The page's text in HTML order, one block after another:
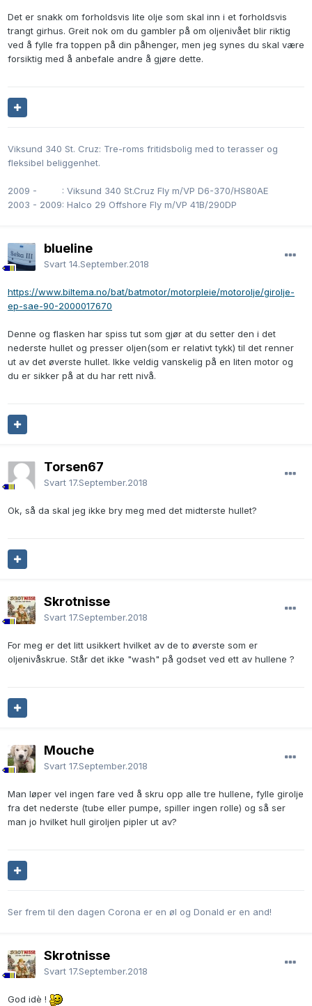
Det er snakk om forholdsvis lite olje som skal inn i et forholdsvis
trangt girhus. Greit nok om du gambler på om oljenivået blir riktig
ved å fylle fra toppen på din påhenger, men jeg synes du skal være
forsiktig med å anbefale andre å gjøre dette.
Viksund 340 St. Cruz: Tre-roms fritidsbolig med to terasser og
fleksibel beliggenhet.
2009 -
: Viksund 340 St.Cruz Fly m/VP D6-370/HS80AE
2003 - 2009: Halco 29 Offshore Fly m/VP 41B/290DP
blueline
Svart 14.September.2018
https://www.biltema.no/bat/batmotor/motorpleie/motorolje/girolje-
ep-sae-90-2000017670
Denne og flasken har spiss tut som gjør at du setter den i det
nederste hullet og presser oljen(som er relativt tykk) til det renner
ut av det øverste hullet. Ikke veldig vanskelig på en liten motor og
du er sikker på at du har rett nivå.
Torsen67
Svart 17.September.2018
Ok, så da skal jeg ikke bry meg med det midterste hullet?
Skrotnisse
Svart 17.September.2018
For meg er det litt usikkert hvilket av de to øverste som er
oljenivåskrue. Står det ikke "wash" på godset ved ett av hullene ?
Mouche
Svart 17.September.2018
Man løper vel ingen fare ved å skru opp alle tre hullene, fylle girolje
fra det nederste (tube eller pumpe, spiller ingen rolle) og så ser
man jo hvilket hull giroljen pipler ut av?
Ser frem til den dagen Corona er en øl og Donald er en and!
Skrotnisse
Svart 17.September.2018
God idè !